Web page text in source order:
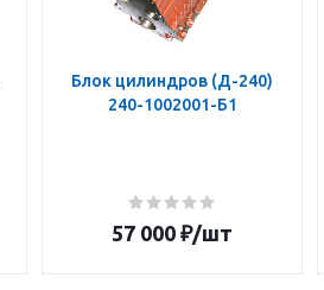
Блок цилиндров (Д-240)
240-1002001-Б1
57 000 ₽/шт